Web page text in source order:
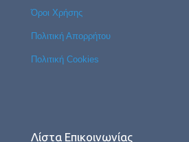
Όροι Χρήσης
Πολιτική Απορρήτου
Πολιτική Cookies
Λίστα Επικοινωνίας